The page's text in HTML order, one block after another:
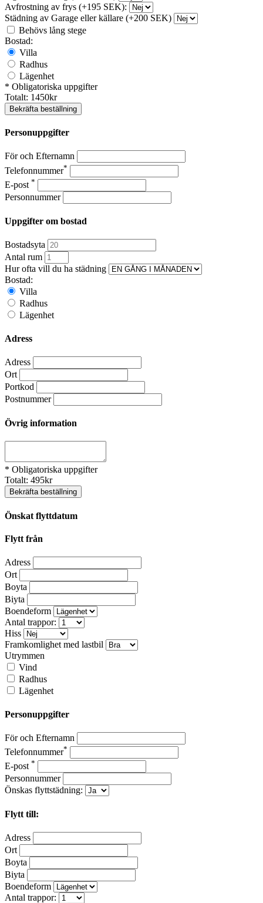
Avfrostning av frys (+195 SEK):
Städning av Garage eller källare (+200 SEK)
Behövs lång stege
Bostad:
Villa
Radhus
Lägenhet
* Obligatoriska uppgifter
Totalt: 1450kr
Bekräfta beställning
Personuppgifter
För och Efternamn
Telefonnummer*
E-post *
Personnummer
Uppgifter om bostad
Bostadsyta
Antal rum
Hur ofta vill du ha städning
Bostad:
Villa
Radhus
Lägenhet
Adress
Adress
Ort
Portkod
Postnummer
Övrig information
* Obligatoriska uppgifter
Totalt: 495kr
Bekräfta beställning
Önskat flyttdatum
Flytt från
Adress
Ort
Boyta
Biyta
Boendeform
Antal trappor:
Hiss
Framkomlighet med lastbil
Utrymmen
Vind
Radhus
Lägenhet
Personuppgifter
För och Efternamn
Telefonnummer*
E-post *
Personnummer
Önskas flyttstädning:
Flytt till:
Adress
Ort
Boyta
Biyta
Boendeform
Antal trappor: